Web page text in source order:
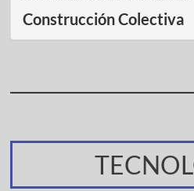
Construcción Colectiva